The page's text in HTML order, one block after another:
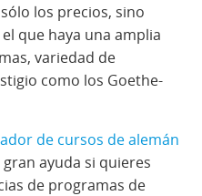
los precios, sino
que haya una amplia
variedad de
como los Goethe-
de cursos de alemán
ayuda si quieres
de programas de